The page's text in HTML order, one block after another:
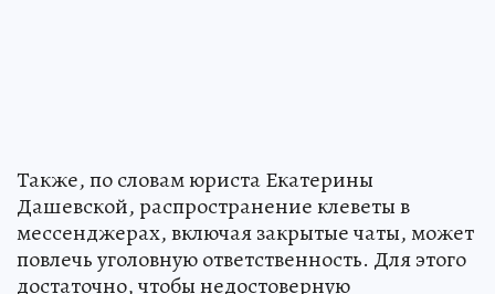
Также, по словам юриста Екатерины
Дашевской, распространение клеветы в
мессенджерах, включая закрытые чаты, может
повлечь уголовную ответственность. Для этого
достаточно, чтобы недостоверную